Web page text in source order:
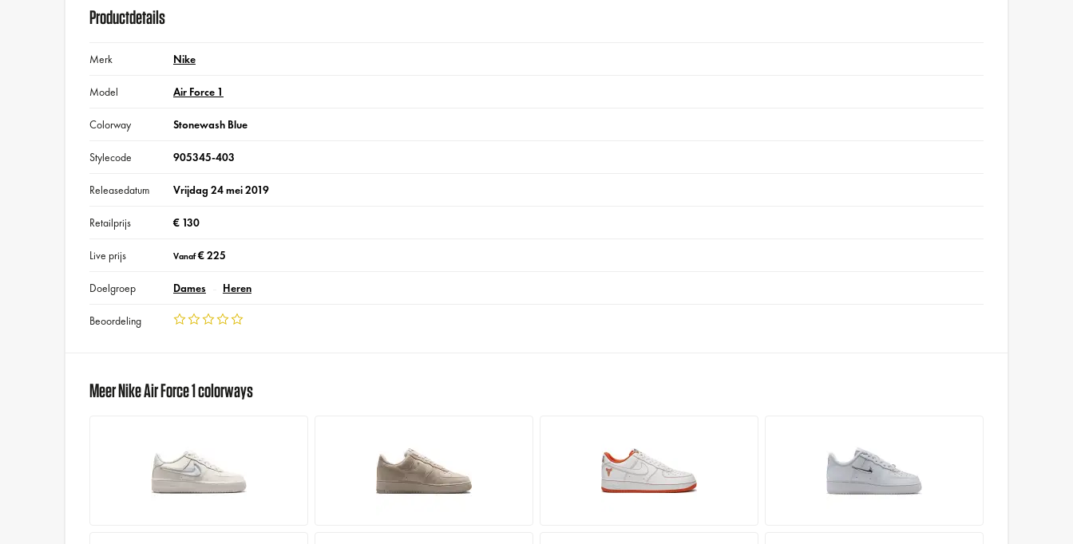
Productdetails
Merk Nike
Model Air Force 1
Colorway Stonewash Blue
Stylecode 905345-403
Releasedatum Vrijdag 24 mei 2019
Retailprijs € 130
Live prijs Vanaf€ 225
Doelgroep Dames Heren
Beoordeling
Meer Nike Air Force 1 colorways